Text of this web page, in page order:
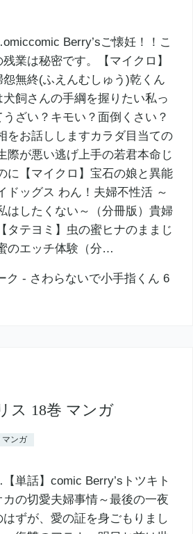
Berry’sご懐妊！！こ
残業は秘密です。【マイクロ】
怨無終(ふえんむしゅう)乾くん
犬飼さんの手綱を握りたい私っ
うざい？キモい？面倒くさい？
をお話ししますカラダ目当ての
際が悪い逃げ上手の若君本命じ
に【マイクロ】宝石の娘と異能
ドッグス わん！夫婦不性活 ～
はしたくない～（分冊版）貴婦
タテヨミ】虫の蜜ヒナのままじ
のエッチ体験（分…
ス 18巻 マンガ
マンガ
単話】comic Berry’sトツキト
カの切愛夫婦事情～最後の一夜
はずが、愛の証を身ごもりまし